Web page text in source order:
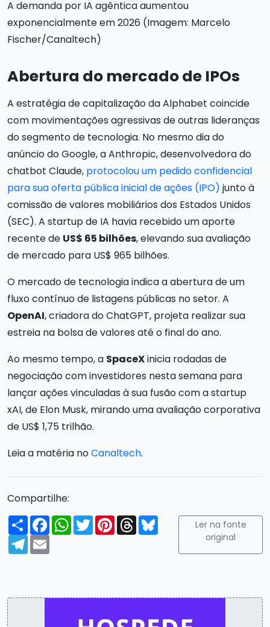
A demanda por IA agêntica aumentou
exponencialmente em 2026 (Imagem: Marcelo
Fischer/Canaltech)
Abertura do mercado de IPOs
A estratégia de capitalização da Alphabet coincide
com movimentações agressivas de outras lideranças
do segmento de tecnologia. No mesmo dia do
anúncio do Google, a Anthropic, desenvolvedora do
chatbot Claude, protocolou um pedido confidencial
para sua oferta pública inicial de ações (IPO) junto à
comissão de valores mobiliários dos Estados Unidos
(SEC). A startup de IA havia recebido um aporte
recente de US$ 65 bilhões, elevando sua avaliação
de mercado para US$ 965 bilhões.
O mercado de tecnologia indica a abertura de um
fluxo contínuo de listagens públicas no setor. A
OpenAI, criadora do ChatGPT, projeta realizar sua
estreia na bolsa de valores até o final do ano.
Ao mesmo tempo, a SpaceXinicia rodadas de
negociação com investidores nesta semana para
lançar ações vinculadas à sua fusão com a startup
xAI, de Elon Musk, mirando uma avaliação corporativa
de US$ 1,75 trilhão.
Leia a matéria noCanaltech.
Compartilhe:
Compartilhar
FacebookWhatsApp
TwitterPinterest
ThreadsBluesky
Telegram
Email
Ler na fonte
original